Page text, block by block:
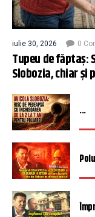
iulie 30, 2026 0
Tupeu de făptaș:
Slobozia, chiar și
...